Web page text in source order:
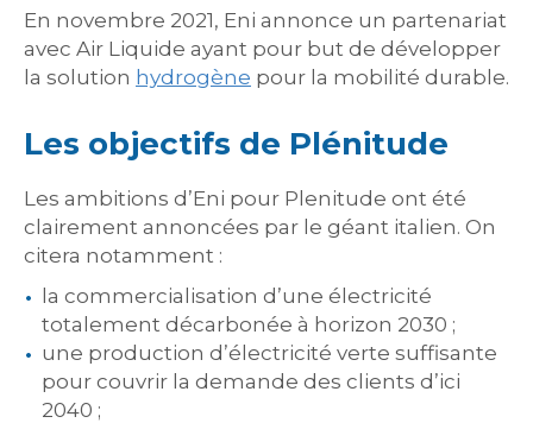
En novembre 2021, Eni annonce un partenariat
avec Air Liquide ayant pour but de développer
la solution hydrogène pour la mobilité durable.
Les objectifs de Plénitude
Les ambitions d’Eni pour Plenitude ont été
clairement annoncées par le géant italien. On
citera notamment :
la commercialisation d’une électricité
totalement décarbonée à horizon 2030 ;
une production d’électricité verte suffisante
pour couvrir la demande des clients d’ici
2040 ;